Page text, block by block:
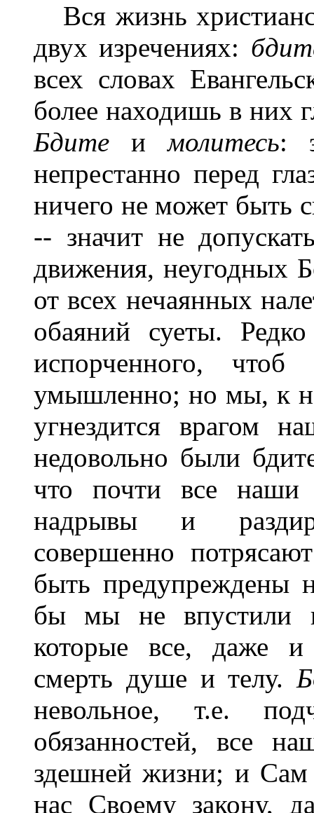
Вся жизнь
двух изречениях: бди
всех словах
более находишь в них
Бдите имолитесь:
непрестанно перед
ничего не может быть
-- значит не
движения, неугодных
от всех нечаянных
обаяний суеты.
испорченного,
умышленно; но мы, к
угнездится врагом
недовольно были
что почти все наши
надрывы и
совершенно
быть предупреждены
бы мы не впустили
которые все, даже
смерть душе и телу.
невольное, т.е.
обязанностей, все
здешней жизни; и Сам
нас Своему закону,